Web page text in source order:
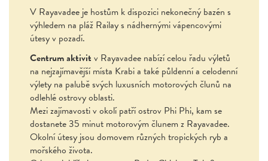
V Rayavadee je hostům k dispozici nekonečný bazén s
výhledem na pláž Railay s nádhernými vápencovými
útesy v pozadí.
Centrum aktivit v Rayavadee nabízí celou řadu výletů
na nejzajímavější místa Krabi a také půldenní a celodenní
výlety na palubě svých luxusních motorových člunů na
odlehlé ostrovy oblasti.
Mezi zajímavosti v okolí patří ostrov Phi Phi, kam se
dostanete 35 minut motorovým člunem z Rayavadee.
Okolní útesy jsou domovem různých tropických ryb a
mořského života.